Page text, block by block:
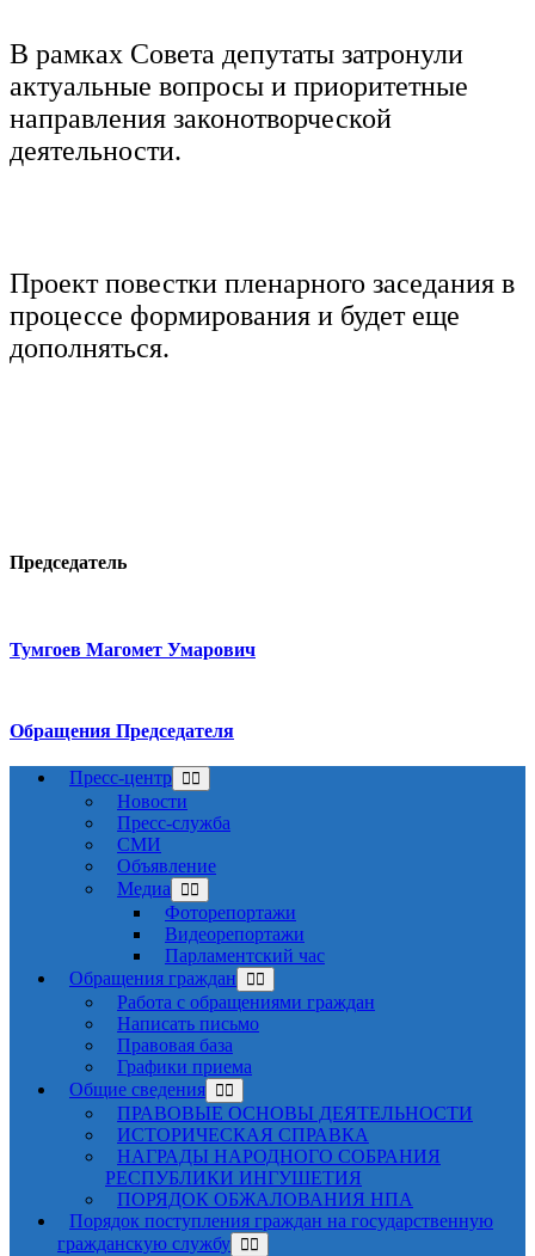
В рамках Совета депутаты затронули
актуальные вопросы и приоритетные
направления законотворческой
деятельности.
Проект повестки пленарного заседания в
процессе формирования и будет еще
дополняться.
Председатель
Тумгоев Магомет Умарович
Обращения Председателя
Пресс-центр
Новости
Пресс-служба
СМИ
Объявление
Медиа
Фоторепортажи
Видеорепортажи
Парламентский час
Обращения граждан
Работа с обращениями граждан
Написать письмо
Правовая база
Графики приема
Общие сведения
ПРАВОВЫЕ ОСНОВЫ ДЕЯТЕЛЬНОСТИ
ИСТОРИЧЕСКАЯ СПРАВКА
НАГРАДЫ НАРОДНОГО СОБРАНИЯ
РЕСПУБЛИКИ ИНГУШЕТИЯ
ПОРЯДОК ОБЖАЛОВАНИЯ НПА
Порядок поступления граждан на государственную
гражданскую службу